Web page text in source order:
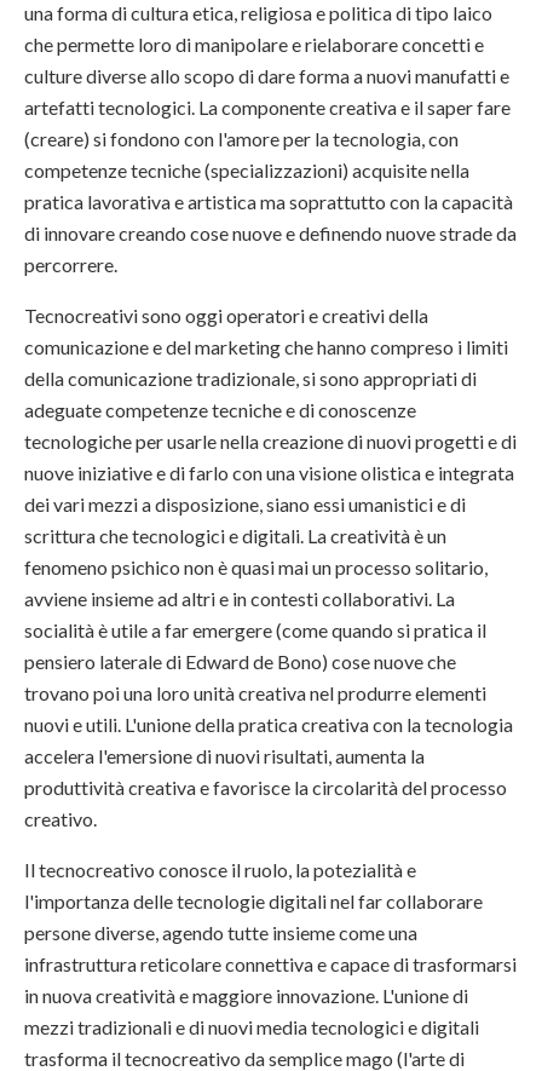
una forma di cultura etica, religiosa e politica di tipo laico
che permette loro di manipolare e rielaborare concetti e
culture diverse allo scopo di dare forma a nuovi manufatti e
artefatti tecnologici. La componente creativa e il saper fare
(creare) si fondono con l'amore per la tecnologia, con
competenze tecniche (specializzazioni) acquisite nella
pratica lavorativa e artistica ma soprattutto con la capacità
di innovare creando cose nuove e definendo nuove strade da
percorrere.
Tecnocreativi sono oggi operatori e creativi della
comunicazione e del marketing che hanno compreso i limiti
della comunicazione tradizionale, si sono appropriati di
adeguate competenze tecniche e di conoscenze
tecnologiche per usarle nella creazione di nuovi progetti e di
nuove iniziative e di farlo con una visione olistica e integrata
dei vari mezzi a disposizione, siano essi umanistici e di
scrittura che tecnologici e digitali. La creatività è un
fenomeno psichico non è quasi mai un processo solitario,
avviene insieme ad altri e in contesti collaborativi. La
socialità è utile a far emergere (come quando si pratica il
pensiero laterale di Edward de Bono) cose nuove che
trovano poi una loro unità creativa nel produrre elementi
nuovi e utili. L'unione della pratica creativa con la tecnologia
accelera l'emersione di nuovi risultati, aumenta la
produttività creativa e favorisce la circolarità del processo
creativo.
Il tecnocreativo conosce il ruolo, la potezialità e
l'importanza delle tecnologie digitali nel far collaborare
persone diverse, agendo tutte insieme come una
infrastruttura reticolare connettiva e capace di trasformarsi
in nuova creatività e maggiore innovazione. L'unione di
mezzi tradizionali e di nuovi media tecnologici e digitali
trasforma il tecnocreativo da semplice mago (l'arte di